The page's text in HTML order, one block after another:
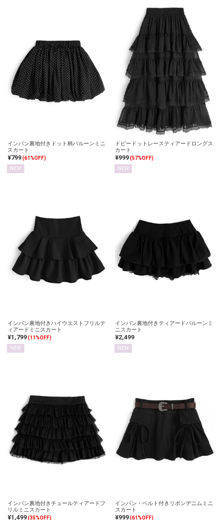
インパン裏地付きドット柄バルーンミニ
スカート
¥799(61%OFF)
NEW
ドビードットレースティアードロングス
カート
¥999(57%OFF)
NEW
インパン裏地付きハイウエストフリルテ
ィアードミニスカート
¥1,799(11%OFF)
NEW
インパン裏地付きティアードバルーンミ
ニスカート
¥2,499
NEW
インパン裏地付きチュールティアードフ
リルミニスカート
¥1,499(35%OFF)
インパン・ベルト付きリボンデニムミニ
スカート
¥999(61%OFF)